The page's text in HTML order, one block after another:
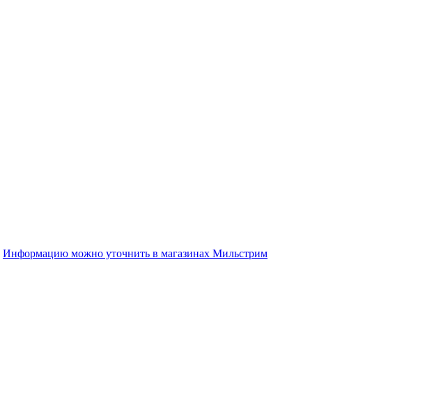
Информацию можно уточнить в магазинах Мильстрим